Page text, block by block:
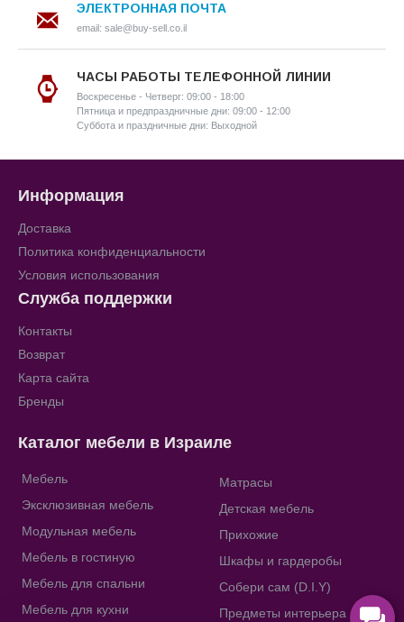
ЭЛЕКТРОННАЯ ПОЧТА
email: sale@buy-sell.co.il
ЧАСЫ РАБОТЫ ТЕЛЕФОННОЙ ЛИНИИ
Воскресенье - Четверг: 09:00 - 18:00
Пятница и предпраздничные дни: 09:00 - 12:00
Суббота и праздничные дни: Выходной
Информация
Доставка
Политика конфиденциальности
Условия использования
Служба поддержки
Контакты
Возврат
Карта сайта
Бренды
Каталог мебели в Израиле
Мебель
Эксклюзивная мебель
Модульная мебель
Мебель в гостиную
Мебель для спальни
Мебель для кухни
Матрасы
Детская мебель
Прихожие
Шкафы и гардеробы
Собери сам (D.I.Y)
Предметы интерьера